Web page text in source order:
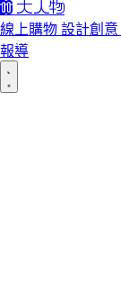
線上購物 設計創意
報導